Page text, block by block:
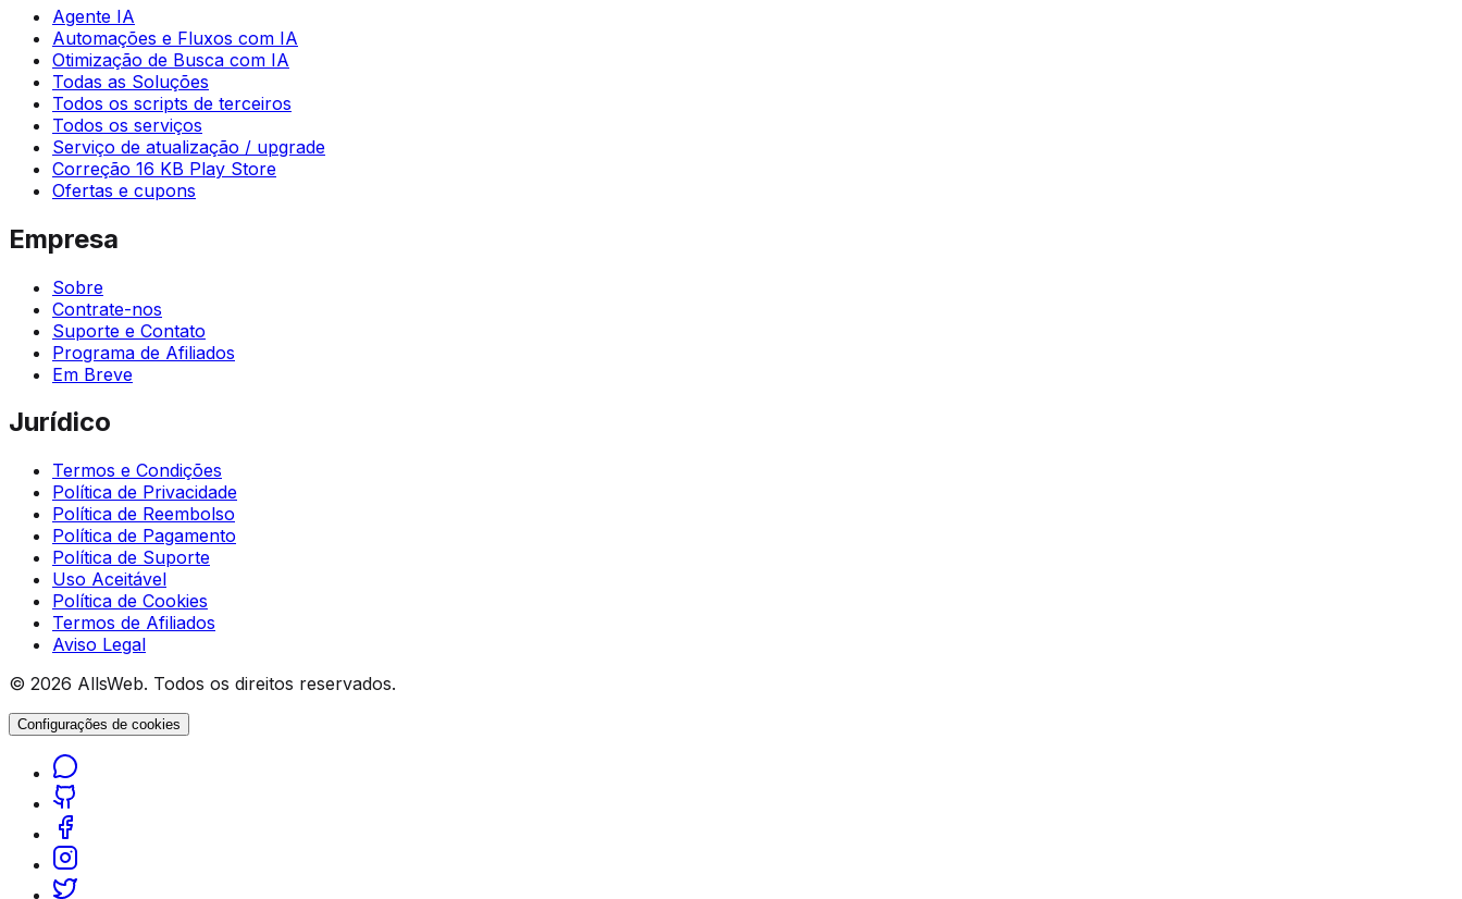
Agente IA
Automações e Fluxos com IA
Otimização de Busca com IA
Todas as Soluções
Todos os scripts de terceiros
Todos os serviços
Serviço de atualização / upgrade
Correção 16 KB Play Store
Ofertas e cupons
Empresa
Sobre
Contrate-nos
Suporte e Contato
Programa de Afiliados
Em Breve
Jurídico
Termos e Condições
Política de Privacidade
Política de Reembolso
Política de Pagamento
Política de Suporte
Uso Aceitável
Política de Cookies
Termos de Afiliados
Aviso Legal
© 2026 AllsWeb. Todos os direitos reservados.
Configurações de cookies